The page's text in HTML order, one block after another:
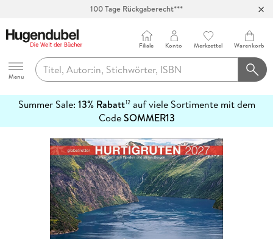
Abholung in über 100 Filialen
Hugendubel
Menu
Filiale Konto Merkzettel Warenkorb
Summer Sale: 13% Rabatt12auf viele Sortimente mit dem
CodeSOMMER13
erfahren